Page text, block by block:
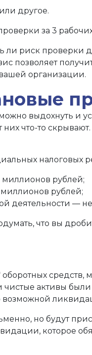
другое.
за 3
ли риск
позволяет
организации.
выдохнуть и
них что-то
налоговых
миллионов рублей;
рублей;
деятельности —
что вы
активы
но будут
которое